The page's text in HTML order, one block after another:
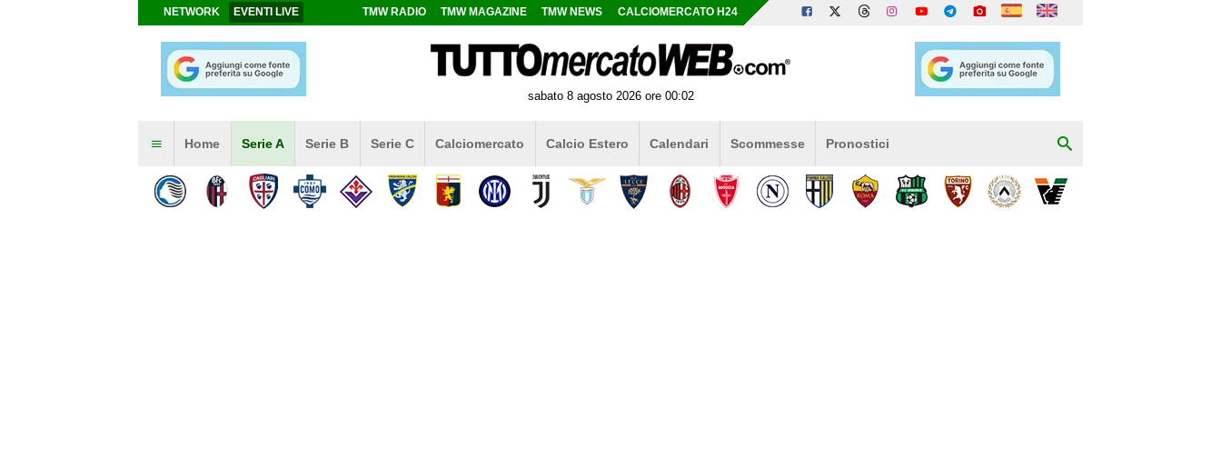
NETWORK EVENTI LIVE TMW RADIO TMW MAGAZINE TMW NEWS CALCIOMERCATO H24
sabato 8 agosto 2026 ore 00:02
Home Serie A Serie B Serie C Calciomercato Calcio Estero Calendari Scommesse Pronostici